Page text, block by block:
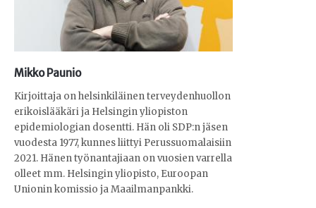
Mikko Paunio
Kirjoittaja on helsinkiläinen terveydenhuollon
erikoislääkäri ja Helsingin yliopiston
epidemiologian dosentti. Hän oli SDP:n jäsen
vuodesta 1977, kunnes liittyi Perussuomalaisiin
2021. Hänen työnantajiaan on vuosien varrella
olleet mm. Helsingin yliopisto, Euroopan
Unionin komissio ja Maailmanpankki.